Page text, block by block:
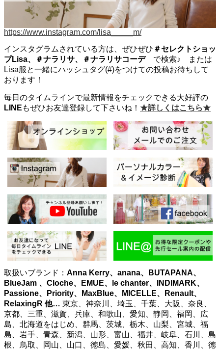
https://www.instagram.com/lisa_____m/
インスタグラムされている方は、ぜひぜひ ＃セレクトショッ
プLisa、＃ナラリサ、＃ナラリサコーデで検索♪ または
Lisa服と一緒にハッシュタグ(#)をつけての投稿お待ちして
おります！
毎日のタイムラインで最新情報をチェックできる大好評の
LINE もぜひお友達登録して下さいね！ ★詳しくはこちら★
取扱いブランド： Anna Kerry、anana、BUTAPANA、
BlueJam 、Cloche、EMUE、le chanter、INDIMARK、
Passione、Priority、MaxBlue、MICELLE、Renault、
RelaxingR 他… 東京、神奈川、埼玉、千葉、大阪、奈良、
京都、三重、滋賀、兵庫、和歌山、愛知、静岡、福岡、広
島、北海道をはじめ、群馬、茨城、栃木、山梨、宮城、福
島、岩手、青森、新潟、山形、富山、福井、岐阜、石川、島
根、鳥取、岡山、山口、徳島、愛媛、秋田、高知、香川、徳